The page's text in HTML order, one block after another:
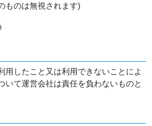
ものは無視されます)
用したこと又は利用できないことによ
いて運営会社は責任を負わないものと